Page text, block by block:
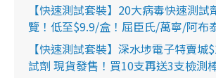
【快速測試套裝】20大病毒快速測試
覽！低至$9.9/盒！屈臣氏/萬寧/阿布
【快速測試套裝】深水埗電子特賣城
試劑 現貨發售！買10支再送3支檢測